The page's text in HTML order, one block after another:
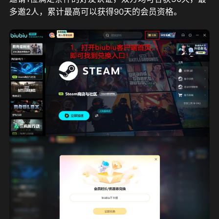
多邀2人，累计最高可以获得90天的会员资格。